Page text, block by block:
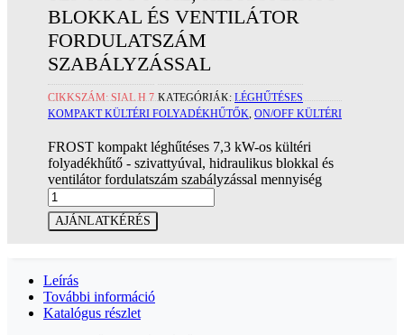
BLOKKAL ÉS VENTILÁTOR
FORDULATSZÁM
SZABÁLYZÁSSAL
CIKKSZÁM:SIAL H 7 KATEGÓRIÁK:LÉGHŰTÉSES
KOMPAKT KÜLTÉRI FOLYADÉKHŰTŐK, ON/OFF KÜLTÉRI
FROST kompakt léghűtéses 7,3 kW-os kültéri
folyadékhűtő - szivattyúval, hidraulikus blokkal és
ventilátor fordulatszám szabályzással mennyiség
AJÁNLATKÉRÉS
Leírás
További információ
Katalógus részlet